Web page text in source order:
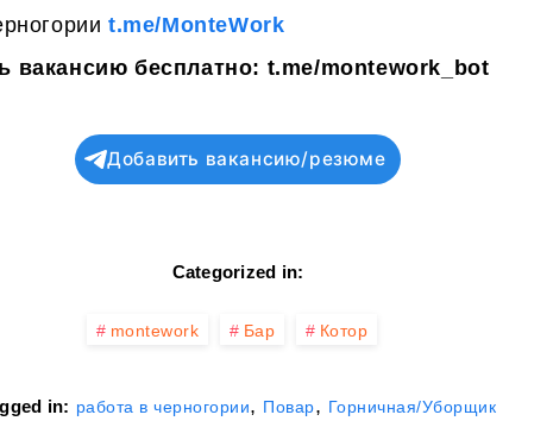
t.me/MonteWork
вакансию бесплатно: t.me/montework_bot
Добавить вакансию/резюме
Categorized in:
montework Бар Котор
in: работа в черногории, Повар, Горничная/Уборщик